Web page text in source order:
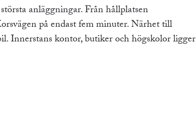
anläggningar. Från hållplatsen
på endast fem minuter. Närhet till
Innerstans kontor, butiker och högskolor ligger